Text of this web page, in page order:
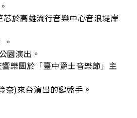
於高雄流行音樂中心音浪堤岸
園演出。
樂團於「臺中爵士音樂節」主
)來台演出的鍵盤手。